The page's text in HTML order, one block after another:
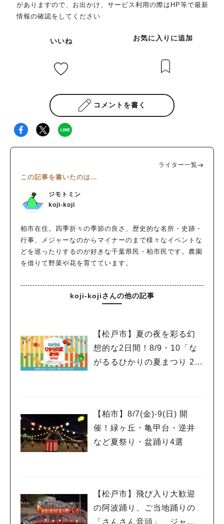
がありますので、お出かけ、サービス利用の際はHP等で最新
情報の確認をしてください
いいね お気に入りに追加
コメントを書く
ライター一覧
この記事を書いたのは…
ジモトミン
koji-koji
柏市在住。四季折々の季節の良さ、歴史的な名所・史跡・
行事、メジャーなのからマイナーのまで様々なイベントな
どを巡ったりするのが好きな千葉県民・柏市民です。農園
を借りて野菜や花を育てています。
koji-kojiさんの他の記事
【松戸市】夏の夜を彩る幻
想的な2日間！8/9・10「な
がるるひかりの夏まつり 20
【柏市】8/7(金)‐9(日) 開
催！緑ヶ丘・亀甲台・逆井
など夏祭り・盆踊り4選
【松戸市】飛び入り大歓迎
の阿波踊り、ご当地踊りの
「さんさん音頭」、ジャ